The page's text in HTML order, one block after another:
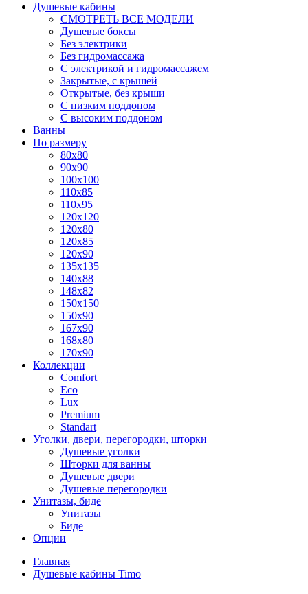
Душевые кабины
СМОТРЕТЬ ВСЕ МОДЕЛИ
Душевые боксы
Без электрики
Без гидромассажа
С электрикой и гидромассажем
Закрытые, с крышей
Открытые, без крыши
С низким поддоном
С высоким поддоном
Ванны
По размеру
80x80
90x90
100x100
110x85
110x95
120x120
120x80
120x85
120x90
135x135
140x88
148x82
150x150
150x90
167x90
168x80
170x90
Коллекции
Comfort
Eco
Lux
Premium
Standart
Уголки, двери, перегородки, шторки
Душевые уголки
Шторки для ванны
Душевые двери
Душевые перегородки
Унитазы, биде
Унитазы
Биде
Опции
Главная
Душевые кабины Timo